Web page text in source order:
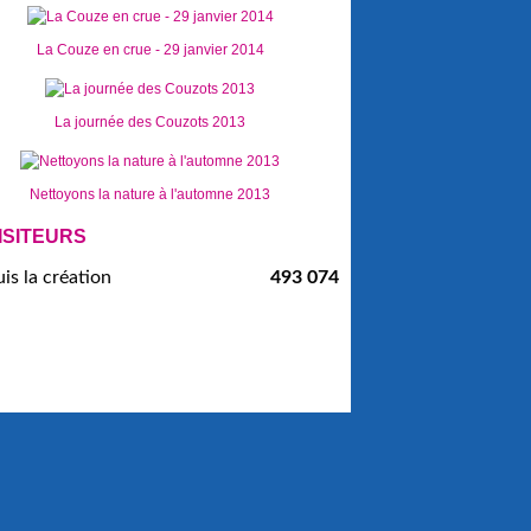
La Couze en crue - 29 janvier 2014
La journée des Couzots 2013
Nettoyons la nature à l'automne 2013
la création 493 074